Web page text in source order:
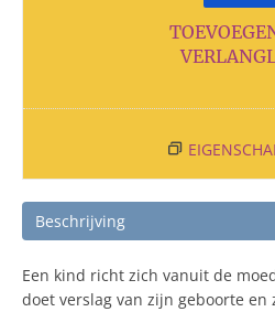
Beschrijving
Een kind richt zich vanuit de
doet verslag van zijn geboorte